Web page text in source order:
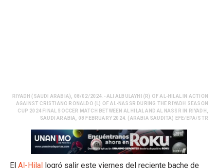
RIYADH (SAUDI ARABIA), 08/02/2024.- ALI ALBULAYHI (R) OF AL-HILAL IN ACTION
AGAINST CRISTIANO RONALDO (L) OF AL-NASSR DURING THE RIYADH SEASON
CUP 2024 FINAL SOCCER MATCH BETWEEN AL HILAL AND AL NASSR IN RIYADH,
SAUDI ARABIA, 08 FEBRUARY 2024. (ARABIA SAUDITA) EFE/EPA/STR
El Al-Hilal logró salir este viernes del reciente bache de